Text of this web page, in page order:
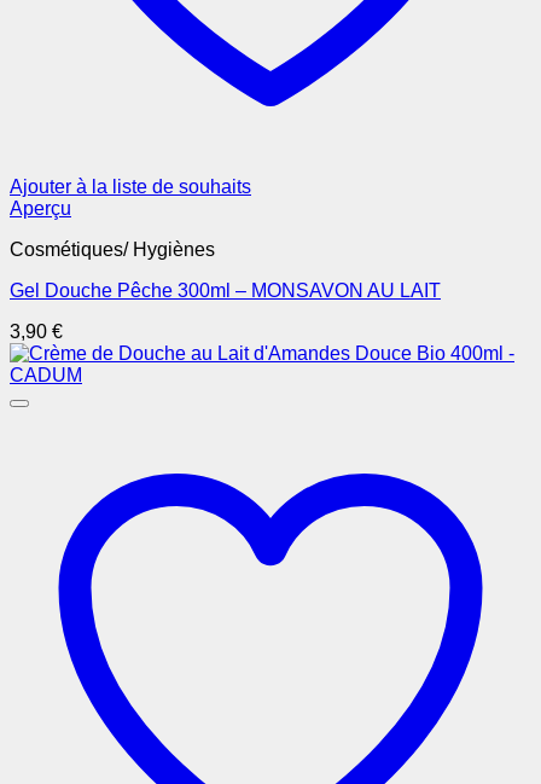
Ajouter à la liste de souhaits
Aperçu
Cosmétiques/ Hygiènes
Gel Douche Pêche 300ml – MONSAVON AU LAIT
3,90 €